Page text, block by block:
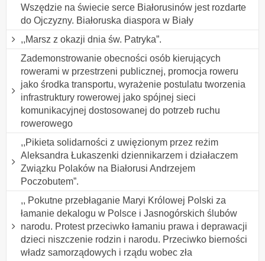
Wszędzie na świecie serce Białorusinów jest rozdarte
do Ojczyzny. Białoruska diaspora w Biały
,,Marsz z okazji dnia św. Patryka”.
Zademonstrowanie obecności osób kierujących
rowerami w przestrzeni publicznej, promocja roweru
jako środka transportu, wyrażenie postulatu tworzenia
infrastruktury rowerowej jako spójnej sieci
komunikacyjnej dostosowanej do potrzeb ruchu
rowerowego
,,Pikieta solidarności z uwięzionym przez reżim
Aleksandra Łukaszenki dziennikarzem i działaczem
Związku Polaków na Białorusi Andrzejem
Poczobutem”.
,, Pokutne przebłaganie Maryi Królowej Polski za
łamanie dekalogu w Polsce i Jasnogórskich ślubów
narodu. Protest przeciwko łamaniu prawa i deprawacji
dzieci niszczenie rodzin i narodu. Przeciwko bierności
władz samorządowych i rządu wobec zła